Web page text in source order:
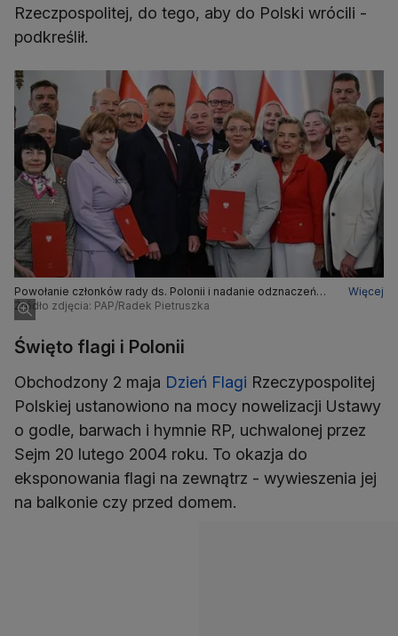
Rzeczpospolitej, do tego, aby do Polski wrócili -
podkreślił.
Powołanie członków rady ds. Polonii i nadanie odznaczeń
działaczom polonijnym
Więcej
Źródło zdjęcia: PAP/Radek Pietruszka
Święto flagi i Polonii
Obchodzony 2 maja Dzień Flagi Rzeczypospolitej
Polskiej ustanowiono na mocy nowelizacji Ustawy
o godle, barwach i hymnie RP, uchwalonej przez
Sejm 20 lutego 2004 roku. To okazja do
eksponowania flagi na zewnątrz - wywieszenia jej
na balkonie czy przed domem.